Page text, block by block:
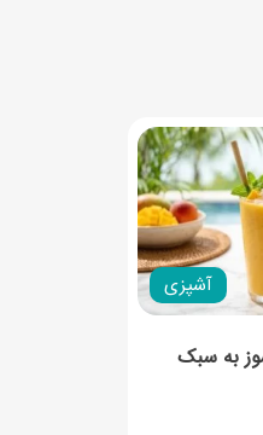
آشپزی
و موز به سبک